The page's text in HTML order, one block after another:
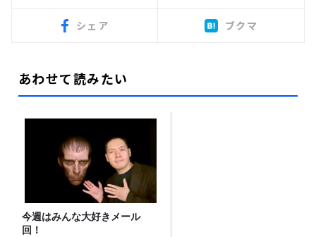
シェア ブクマ
あわせて読みたい
今週はみんな大好きメール
回！